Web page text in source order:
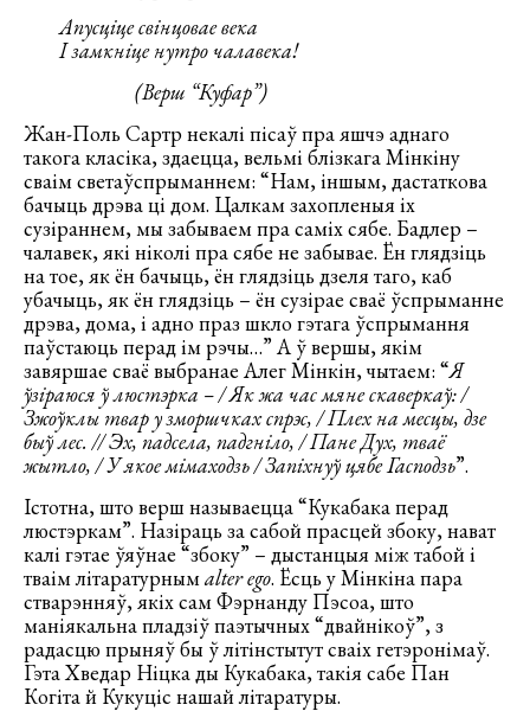
Апусцiце свiнцовае века
I замкнiце нутро чалавека!
(Верш “Куфар”)
Жан-Поль Сартр некалі пісаў пра яшчэ аднаго
такога класіка, здаецца, вельмі блізкага Мінкіну
сваім светаўспрыманнем: “Нам, іншым, дастаткова
бачыць дрэва ці дом. Цалкам захопленыя іх
сузіраннем, мы забываем пра саміх сябе. Бадлер –
чалавек, які ніколі пра сябе не забывае. Ён глядзіць
на тое, як ён бачыць, ён глядзіць дзеля таго, каб
убачыць, як ён глядзіць – ён сузірае сваё ўспрыманне
дрэва, дома, і адно праз шкло гэтага ўспрымання
паўстаюць перад ім рэчы…” А ў вершы, якім
завяршае сваё выбранае Алег Мінкін, чытаем: “Я
ўзiраюся ў люстэрка – / Як жа час мяне скаверкаў: /
Зжоўклы твар у зморшчках спрэс, / Плех на месцы, дзе
быў лес. // Эх, падсела, падгнiло, / Пане Дух, тваё
жытло, / У якое мiмаходзь / Запiхнуў цябе Гасподзь”.
Істотна, што верш называецца “Кукабака перад
люстэркам”. Назіраць за сабой прасцей збоку, нават
калі гэтае ўяўнае “збоку” – дыстанцыя між табой і
тваім літаратурнымalter ego. Ёсць у Мінкіна пара
стварэнняў, якіх сам Фэрнанду Пэсоа, што
маніякальна пладзіў паэтычных “двайнікоў”, з
радасцю прыняў бы ў літінстытут сваіх гетэронімаў.
Гэта Хведар Ніцка ды Кукабака, такія сабе Пан
Когіта й Кукуціс нашай літаратуры.